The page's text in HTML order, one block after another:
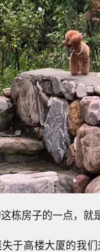
栋房子的一点，就
于高楼大厦的我